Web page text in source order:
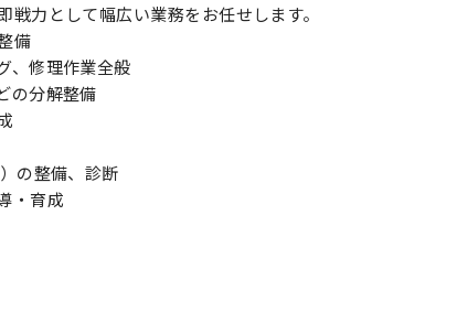
力として幅広い業務をお任せします。
備
、修理作業全般
の分解整備
の整備、診断
・育成